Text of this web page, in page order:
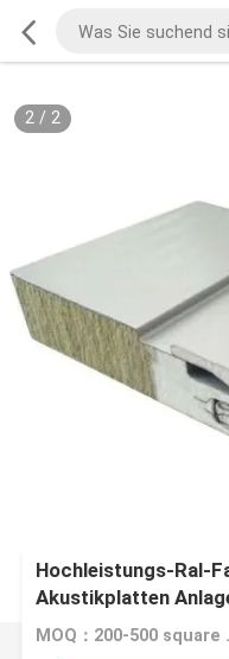
2/ 2
Hochleistungs-Ral-
Akustikplatten
MOQ